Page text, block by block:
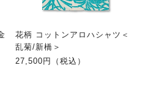
花柄 コットンアロハシャツ＜
乱菊/新橋＞
27,500円（税込）